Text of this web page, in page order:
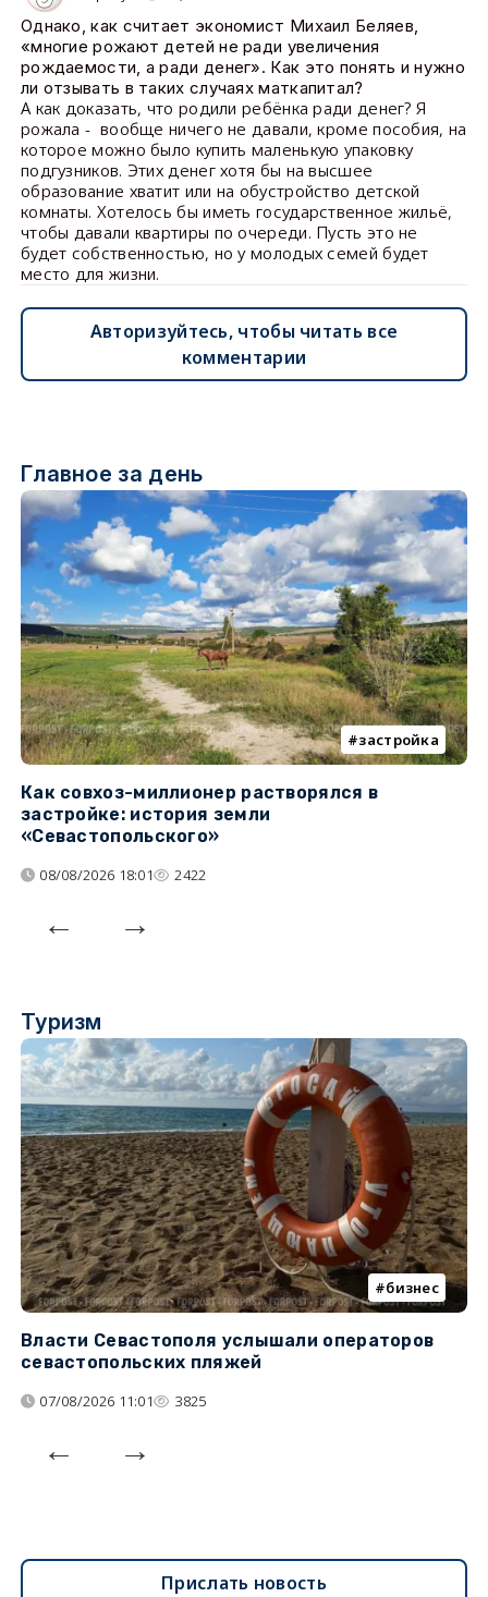
Однако, как считает экономист Михаил Беляев,
«многие рожают детей не ради увеличения
рождаемости, а ради денег». Как это понять и нужно
ли отзывать в таких случаях маткапитал?
А как доказать, что родили ребёнка ради денег? Я
рожала - вообще ничего не давали, кроме пособия, на
которое можно было купить маленькую упаковку
подгузников. Этих денег хотя бы на высшее
образование хватит или на обустройство детской
комнаты. Хотелось бы иметь государственное жильё,
чтобы давали квартиры по очереди. Пусть это не
будет собственностью, но у молодых семей будет
место для жизни.
Авторизуйтесь, чтобы читать все
комментарии
Главное за день
застройка
Как совхоз-миллионер растворялся в
застройке: история земли
«Севастопольского»
08/08/2026 18:01 2422
Туризм
бизнес
Власти Севастополя услышали операторов
севастопольских пляжей
07/08/2026 11:01 3825
Прислать новость